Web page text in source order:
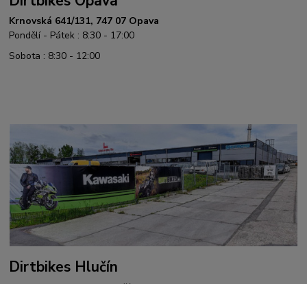
Krnovská 641/131, 747 07 Opava
Pondělí - Pátek : 8:30 - 17:00
Sobota : 8:30 - 12:00
Dirtbikes Hlučín